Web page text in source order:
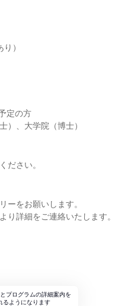
）
定の方
）、大学院（博士）
ださい。
ーをお願いします。
り詳細をご連絡いたします。
プログラムの詳細案内を
るようになります